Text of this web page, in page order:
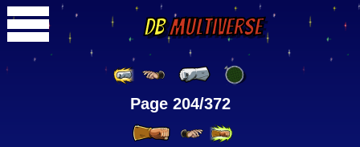
DBMultiverse
Page 204/372